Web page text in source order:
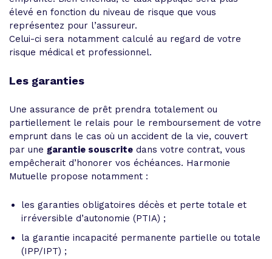
élevé en fonction du niveau de risque que vous
représentez pour l’assureur.
Celui-ci sera notamment calculé au regard de votre
risque médical et professionnel.
Les garanties
Une assurance de prêt prendra totalement ou
partiellement le relais pour le remboursement de votre
emprunt dans le cas où un accident de la vie, couvert
par une garantie souscrite dans votre contrat, vous
empêcherait d’honorer vos échéances. Harmonie
Mutuelle propose notamment :
les garanties obligatoires décès et perte totale et
irréversible d’autonomie (PTIA) ;
la garantie incapacité permanente partielle ou totale
(IPP/IPT) ;